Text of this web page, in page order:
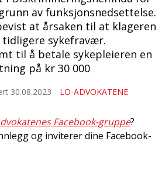
av funksjonsnedsettelse.
at årsaken til at klageren
sykefravær.
til å betale sykepleieren en
på kr 30 000
30.08.2023 LO-ADVOKATENE
Facebook-gruppe?
og inviterer dine Facebook-